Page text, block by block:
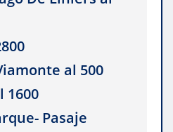
al 500
1600
Pasaje